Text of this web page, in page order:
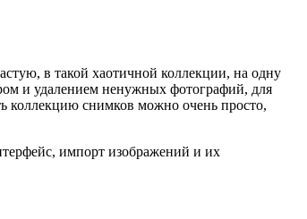
в такой хаотичной коллекции, на одну
и удалением ненужных фотографий, для
коллекцию снимков можно очень просто,
импорт изображений и их